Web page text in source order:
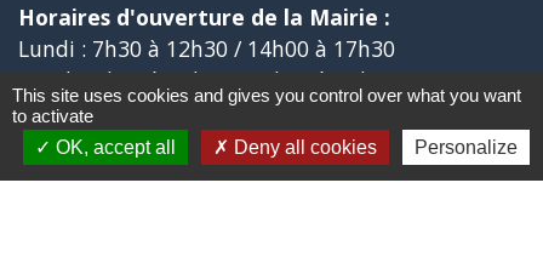
Horaires d'ouverture de la Mairie :
Lundi : 7h30 à 12h30 / 14h00 à 17h30
Mardi : 7h30 à 12h30 / 14h00 à 17h30
Mercredi : 7h30 à 12h00
Jeudi : 7h30 à 12h30 / 14h00 à 17h30
Vendredi : 7h30 à 12h30
This site uses cookies and gives you control over what you want
to activate
OK, accept all
Deny all cookies Personalize